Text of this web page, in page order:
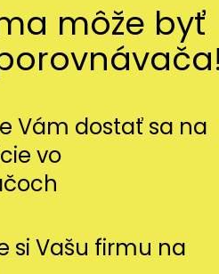
môže byť
Vám dostať sa na
vo
si Vašu firmu na